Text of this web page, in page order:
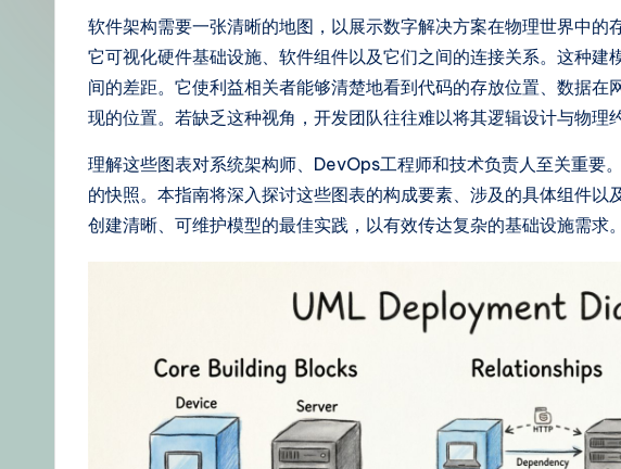
体
中
文
A
软件架构需要一张清晰的地图，以展示数字解决方案在物理世界中的
它可视化硬件基础设施、软件组件以及它们之间的连接关系。这种建
间的差距。它使利益相关者能够清楚地看到代码的存放位置、数据在
现的位置。若缺乏这种视角，开发团队往往难以将其逻辑设计与物理
理解这些图表对系统架构师、DevOps工程师和技术负责人至关重要
的快照。本指南将深入探讨这些图表的构成要素、涉及的具体组件以
创建清晰、可维护模型的最佳实践，以有效传达复杂的基础设施需求。